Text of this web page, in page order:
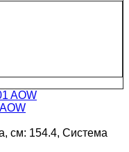
см: 154.4, Система